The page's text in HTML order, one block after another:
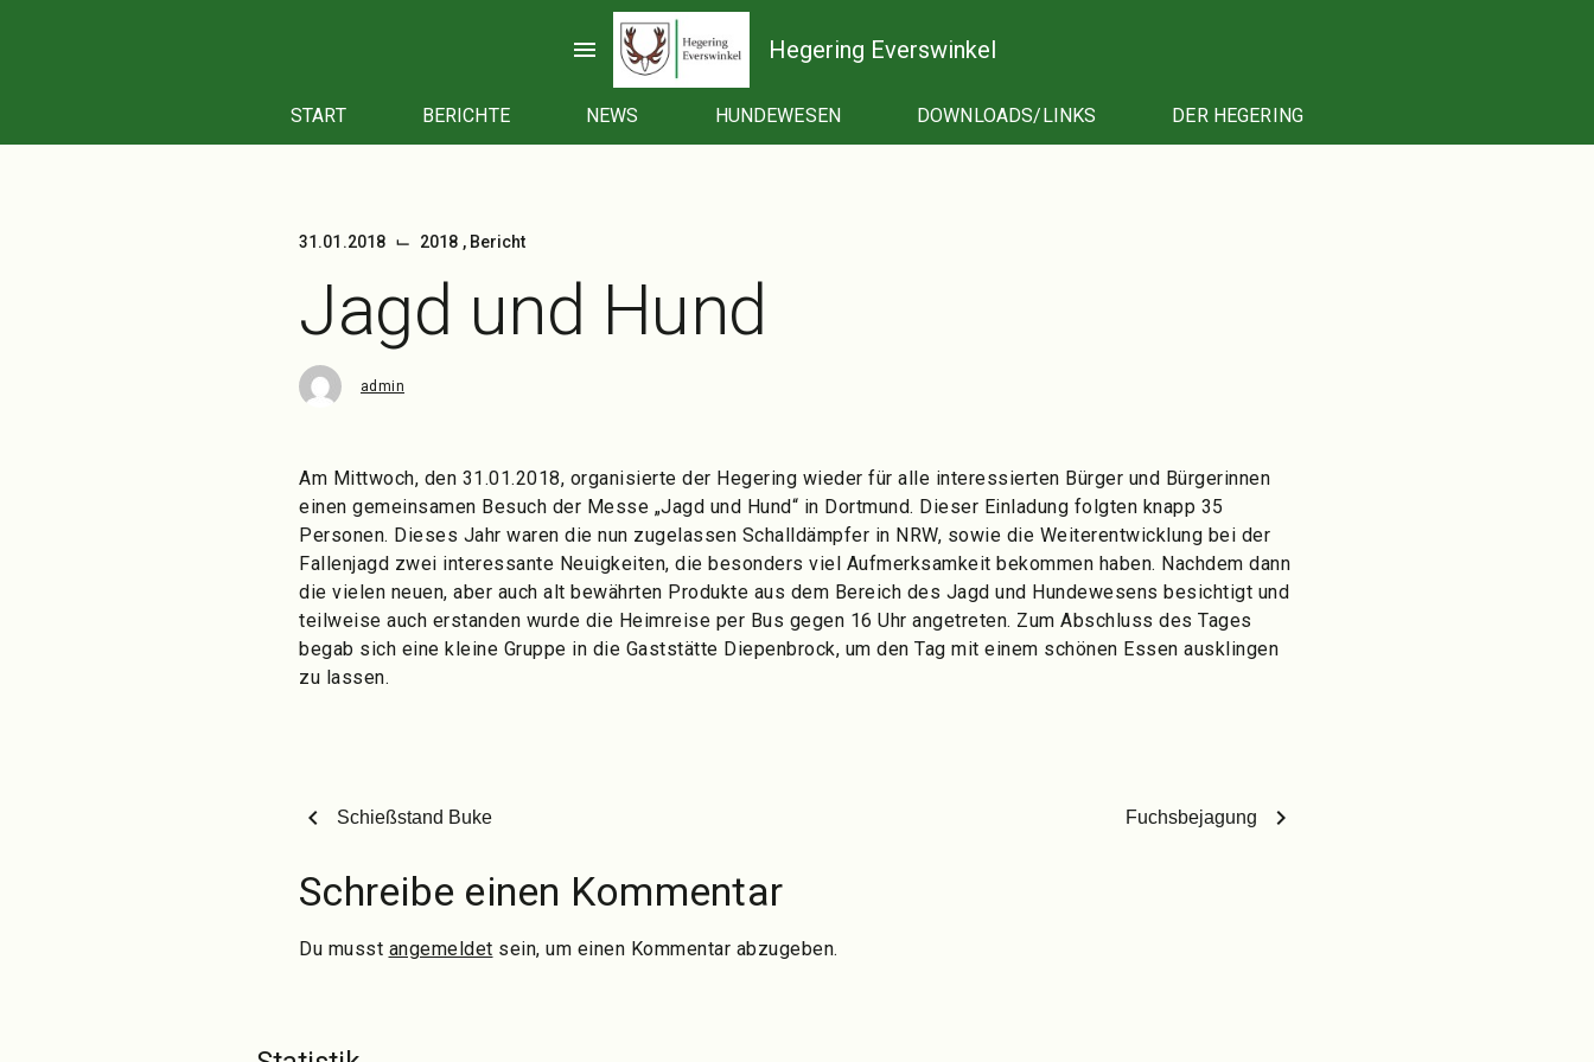
menu Hegering Everswinkel
START BERICHTE NEWS HUNDEWESEN DOWNLOADS/LINKS DER HEGERING
31.01.2018 ⌙ 2018 , Bericht
Jagd und Hund
admin
Am Mittwoch, den 31.01.2018, organisierte der Hegering wieder für alle interessierten Bürger und Bürgerinnen
einen gemeinsamen Besuch der Messe „Jagd und Hund“ in Dortmund. Dieser Einladung folgten knapp 35
Personen. Dieses Jahr waren die nun zugelassen Schalldämpfer in NRW, sowie die Weiterentwicklung bei der
Fallenjagd zwei interessante Neuigkeiten, die besonders viel Aufmerksamkeit bekommen haben. Nachdem dann
die vielen neuen, aber auch alt bewährten Produkte aus dem Bereich des Jagd und Hundewesens besichtigt und
teilweise auch erstanden wurde die Heimreise per Bus gegen 16 Uhr angetreten. Zum Abschluss des Tages
begab sich eine kleine Gruppe in die Gaststätte Diepenbrock, um den Tag mit einem schönen Essen ausklingen
zu lassen.
chevron_left Schießstand Buke Fuchsbejagung chevron_right
Schreibe einen Kommentar
Du musst angemeldet sein, um einen Kommentar abzugeben.